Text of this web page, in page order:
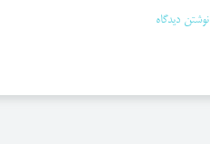
نوشتن دیدگاه